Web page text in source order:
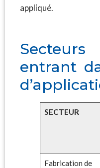
appliqué.
entrant
SECTEUR
Fabrication de